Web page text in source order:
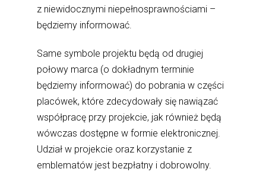
z niewidocznymi niepełnosprawnościami –
będziemy informować.
Same symbole projektu będą od drugiej
połowy marca (o dokładnym terminie
będziemy informować) do pobrania w części
placówek, które zdecydowały się nawiązać
współpracę przy projekcie, jak również będą
wówczas dostępne w formie elektronicznej.
Udział w projekcie oraz korzystanie z
emblematów jest bezpłatny i dobrowolny.